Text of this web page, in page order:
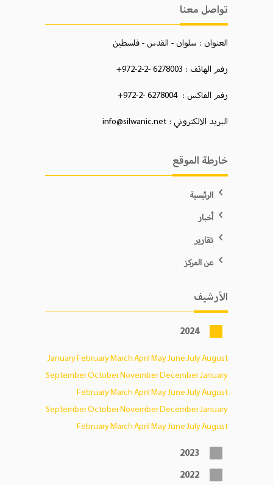
تواصل معنا
العنوان : سلوان - القدس - فلسطين
رقم الهاتف : 6278003 -2-2-972+
رقم الفاكس : 6278004 -2-972+
البريد الالكتروني : info@silwanic.net
خارطة الموقع
الرئيسية
أخبار
تقارير
عن المركز
الأرشيف
2024
JanuaryFebruaryMarchAprilMayJuneJulyAugust
SeptemberOctoberNovemberDecemberJanuary
FebruaryMarchAprilMayJuneJulyAugust
SeptemberOctoberNovemberDecemberJanuary
FebruaryMarchAprilMayJuneJulyAugust
2023
2022